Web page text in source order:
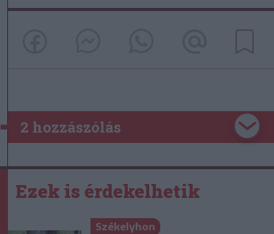
2 hozzászólás
Ezek is érdekelhetik
Székelyhon